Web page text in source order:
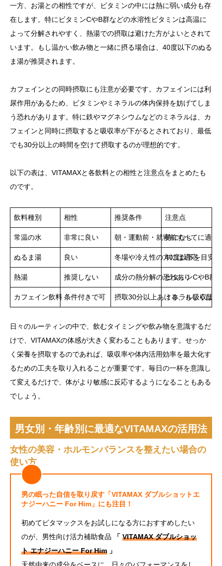
一方、お湯との相性ですが、ビタミンの中には熱に弱い成分も存
在します。特にビタミンCやB群などの水溶性ビタミンは高温に
よって分解されやすく、熱湯での摂取は避けた方がよいとされて
います。もし温かい飲み物と一緒に摂る場合は、40度以下のぬる
ま湯が推奨されます。
カフェインとの同時摂取にも注意が必要です。カフェインには利
尿作用があるため、ビタミンやミネラルの体内保持を妨げてしま
う恐れがあります。特に鉄やマグネシウムなどのミネラルは、カ
フェインと同時に摂取すると吸収率が下がるとされており、最低
でも30分以上の時間を空けて摂取するのが理想的です。
以下の表は、VITAMAXと各飲料との相性と注意点をまとめたも
のです。
飲料種別 相性 推奨条件 注意点
常温の水 非常に良い 朝・運動前・就寝前すべてに適応
特になし
ぬるま湯 良い 冬場や冷え性の方には適応
40度以下を目安
熱湯 推奨しない 成分の熱分解の恐れありビタミンCやB群
カフェイン飲料条件付きで可 摂取30分以上あける、もしくは前
ミネラル吸収阻
日々のルーティンの中で、飲むタイミングや飲み物を意識するだ
けで、VITAMAXの体感が大きく変わることもあります。せっか
く栄養を摂取するのであれば、吸収率や体内活用効率を最大化す
るための工夫を取り入れることが重要です。毎日の一杯を意識し
て変えるだけで、体がより敏感に反応するようになることもある
でしょう。
男女別・年齢別に最適なVITAMAXの活用法
女性の美容・ホルモンバランスを整えたい場合の
使い方
男の眠った自信を取り戻す「VITAMAX ダブルショットエ
ナジーハニー For Him」にも注目！
初めてビタマックスをお試しになる方におすすめしたい
のが、男性向け活力補助食品
「 VITAMAX ダブルショッ
ト エナジーハニー For Him 」